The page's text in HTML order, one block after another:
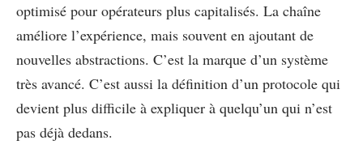
optimisé pour opérateurs plus capitalisés. La chaîne
améliore l’expérience, mais souvent en ajoutant de
nouvelles abstractions. C’est la marque d’un système
très avancé. C’est aussi la définition d’un protocole qui
devient plus difficile à expliquer à quelqu’un qui n’est
pas déjà dedans.